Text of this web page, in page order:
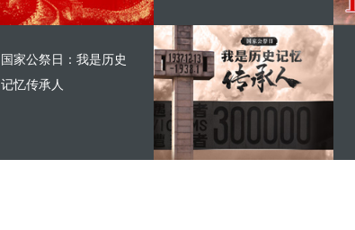
国家公祭日：我是历史
记忆传承人